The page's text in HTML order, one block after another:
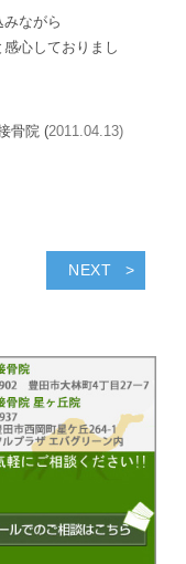
ながら
心しておりまし
骨院 (2011.04.13)
NEXT